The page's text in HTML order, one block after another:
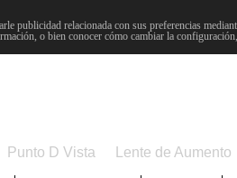
publicidad relacionada con sus preferencias
o bien conocer cómo cambiar la
Punto D Vista Lente de Aumento